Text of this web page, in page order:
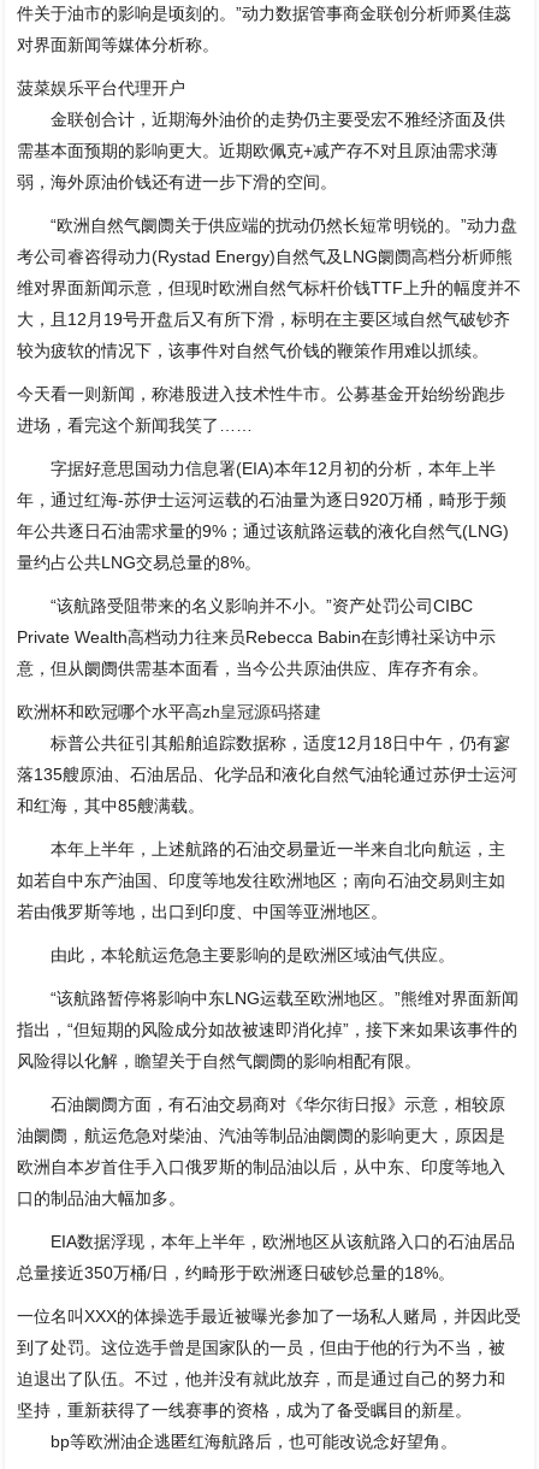
件关于油市的影响是顷刻的。”动力数据管事商金联创分析师奚佳蕊
对界面新闻等媒体分析称。
菠菜娱乐平台代理开户
金联创合计，近期海外油价的走势仍主要受宏不雅经济面及供
需基本面预期的影响更大。近期欧佩克+减产存不对且原油需求薄
弱，海外原油价钱还有进一步下滑的空间。
“欧洲自然气阛阓关于供应端的扰动仍然长短常明锐的。”动力盘
考公司睿咨得动力(Rystad Energy)自然气及LNG阛阓高档分析师熊
维对界面新闻示意，但现时欧洲自然气标杆价钱TTF上升的幅度并不
大，且12月19号开盘后又有所下滑，标明在主要区域自然气破钞齐
较为疲软的情况下，该事件对自然气价钱的鞭策作用难以抓续。
今天看一则新闻，称港股进入技术性牛市。公募基金开始纷纷跑步
进场，看完这个新闻我笑了……
字据好意思国动力信息署(EIA)本年12月初的分析，本年上半
年，通过红海-苏伊士运河运载的石油量为逐日920万桶，畸形于频
年公共逐日石油需求量的9%；通过该航路运载的液化自然气(LNG)
量约占公共LNG交易总量的8%。
“该航路受阻带来的名义影响并不小。”资产处罚公司CIBC
Private Wealth高档动力往来员Rebecca Babin在彭博社采访中示
意，但从阛阓供需基本面看，当今公共原油供应、库存齐有余。
欧洲杯和欧冠哪个水平高zh皇冠源码搭建
标普公共征引其船舶追踪数据称，适度12月18日中午，仍有寥
落135艘原油、石油居品、化学品和液化自然气油轮通过苏伊士运河
和红海，其中85艘满载。
本年上半年，上述航路的石油交易量近一半来自北向航运，主
如若自中东产油国、印度等地发往欧洲地区；南向石油交易则主如
若由俄罗斯等地，出口到印度、中国等亚洲地区。
由此，本轮航运危急主要影响的是欧洲区域油气供应。
“该航路暂停将影响中东LNG运载至欧洲地区。”熊维对界面新闻
指出，“但短期的风险成分如故被速即消化掉”，接下来如果该事件的
风险得以化解，瞻望关于自然气阛阓的影响相配有限。
石油阛阓方面，有石油交易商对《华尔街日报》示意，相较原
油阛阓，航运危急对柴油、汽油等制品油阛阓的影响更大，原因是
欧洲自本岁首住手入口俄罗斯的制品油以后，从中东、印度等地入
口的制品油大幅加多。
EIA数据浮现，本年上半年，欧洲地区从该航路入口的石油居品
总量接近350万桶/日，约畸形于欧洲逐日破钞总量的18%。
一位名叫XXX的体操选手最近被曝光参加了一场私人赌局，并因此受
到了处罚。这位选手曾是国家队的一员，但由于他的行为不当，被
迫退出了队伍。不过，他并没有就此放弃，而是通过自己的努力和
坚持，重新获得了一线赛事的资格，成为了备受瞩目的新星。
bp等欧洲油企逃匿红海航路后，也可能改说念好望角。